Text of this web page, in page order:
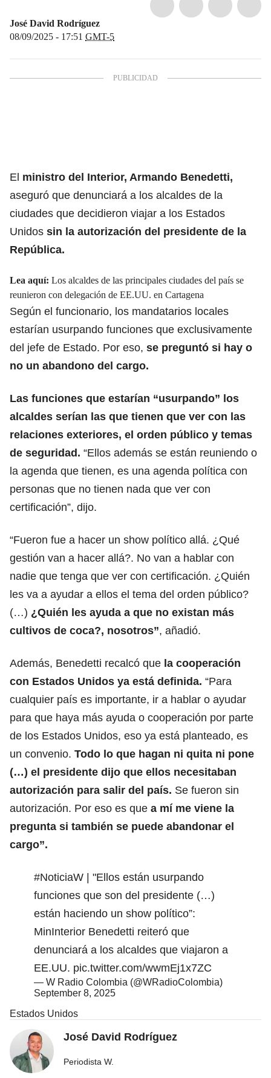
José David Rodríguez
08/09/2025 - 17:51 GMT-5
El ministro del Interior, Armando Benedetti,
aseguró que denunciará a los alcaldes de la
ciudades que decidieron viajar a los Estados
Unidos sin la autorización del presidente de la
República.
Lea aquí: Los alcaldes de las principales ciudades del país se
reunieron con delegación de EE.UU. en Cartagena
Según el funcionario, los mandatarios locales
estarían usurpando funciones que exclusivamente
del jefe de Estado. Por eso, se preguntó si hay o
no un abandono del cargo.
Las funciones que estarían “usurpando” los
alcaldes serían las que tienen que ver con las
relaciones exteriores, el orden público y temas
de seguridad. “Ellos además se están reuniendo o
la agenda que tienen, es una agenda política con
personas que no tienen nada que ver con
certificación”, dijo.
“Fueron fue a hacer un show político allá. ¿Qué
gestión van a hacer allá?. No van a hablar con
nadie que tenga que ver con certificación. ¿Quién
les va a ayudar a ellos el tema del orden público?
(…) ¿Quién les ayuda a que no existan más
cultivos de coca?, nosotros”, añadió.
Además, Benedetti recalcó que la cooperación
con Estados Unidos ya está definida. “Para
cualquier país es importante, ir a hablar o ayudar
para que haya más ayuda o cooperación por parte
de los Estados Unidos, eso ya está planteado, es
un convenio. Todo lo que hagan ni quita ni pone
(…) el presidente dijo que ellos necesitaban
autorización para salir del país. Se fueron sin
autorización. Por eso es que a mí me viene la
pregunta si también se puede abandonar el
cargo”.
#NoticiaW | "Ellos están usurpando
funciones que son del presidente (…)
están haciendo un show político”:
MinInterior Benedetti reiteró que
denunciará a los alcaldes que viajaron a
EE.UU. pic.twitter.com/wwmEj1x7ZC
— W Radio Colombia (@WRadioColombia)
September 8, 2025
Estados Unidos
José David Rodríguez
Periodista W.